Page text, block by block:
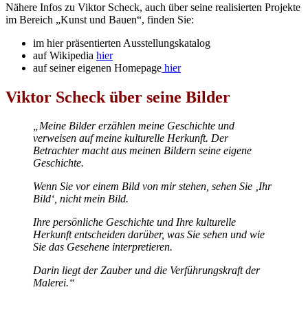
Nähere Infos zu Viktor Scheck, auch über seine realisierten Projekte
im Bereich „Kunst und Bauen“, finden Sie:
im hier präsentierten Ausstellungskatalog
auf Wikipedia hier
auf seiner eigenen Homepage hier
Viktor Scheck über seine Bilder
„Meine Bilder erzählen meine Geschichte und
verweisen auf meine kulturelle Herkunft. Der
Betrachter macht aus meinen Bildern seine eigene
Geschichte.
Wenn Sie vor einem Bild von mir stehen, sehen Sie ‚Ihr
Bild‘, nicht mein Bild.
Ihre persönliche Geschichte und Ihre kulturelle
Herkunft entscheiden darüber, was Sie sehen und wie
Sie das Gesehene interpretieren.
Darin liegt der Zauber und die Verführungskraft der
Malerei.“